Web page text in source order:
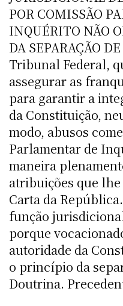
POR COMISSÃO
INQUÉRITO NÃO
DA SEPARAÇÃO
Tribunal Federal,
assegurar as
para garantir a
da Constituição,
modo, abusos
Parlamentar de
maneira
atribuições que
Carta da
função
porque
autoridade da
o princípio da
Doutrina.